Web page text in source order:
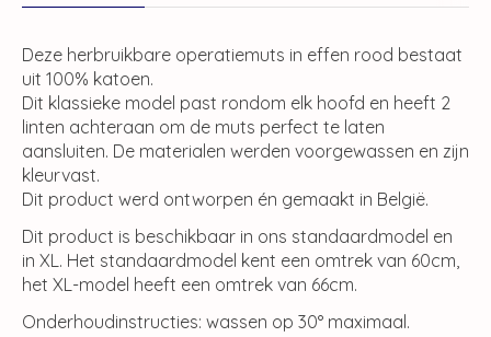
Deze herbruikbare operatiemuts in effen rood bestaat
uit 100% katoen.
Dit klassieke model past rondom elk hoofd en heeft 2
linten achteraan om de muts perfect te laten
aansluiten. De materialen werden voorgewassen en zijn
kleurvast.
Dit product werd ontworpen én gemaakt in België.
Dit product is beschikbaar in ons standaardmodel en
in XL. Het standaardmodel kent een omtrek van 60cm,
het XL-model heeft een omtrek van 66cm.
Onderhoudinstructies: wassen op 30° maximaal.